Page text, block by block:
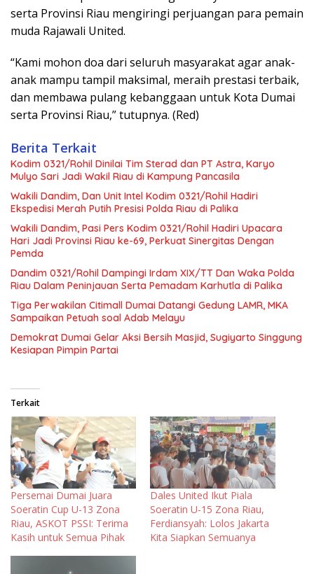
serta Provinsi Riau mengiringi perjuangan para pemain
muda Rajawali United.
“Kami mohon doa dari seluruh masyarakat agar anak-
anak mampu tampil maksimal, meraih prestasi terbaik,
dan membawa pulang kebanggaan untuk Kota Dumai
serta Provinsi Riau,” tutupnya. (Red)
Berita Terkait
Kodim 0321/Rohil Dinilai Tim Sterad dan PT Astra, Karyo
Mulyo Sari Jadi Wakil Riau di Kampung Pancasila
Wakili Dandim, Dan Unit Intel Kodim 0321/Rohil Hadiri
Ekspedisi Merah Putih Presisi Polda Riau di Palika
Wakili Dandim, Pasi Pers Kodim 0321/Rohil Hadiri Upacara
Hari Jadi Provinsi Riau ke-69, Perkuat Sinergitas Dengan
Pemda
Dandim 0321/Rohil Dampingi Irdam XIX/TT Dan Waka Polda
Riau Dalam Peninjauan Serta Pemadam Karhutla di Palika
Tiga Perwakilan Citimall Dumai Datangi Gedung LAMR, MKA
Sampaikan Petuah soal Adab Melayu
Demokrat Dumai Gelar Aksi Bersih Masjid, Sugiyarto Singgung
Kesiapan Pimpin Partai
Terkait
Persemai Dumai Juara
Soeratin Cup U-13 Zona
Riau, ASKOT PSSI: Terima
Kasih untuk Semua Pihak
Dales United Ikut Piala
Soeratin U-15 Zona Riau,
Ferdiansyah: Lolos Jakarta
Kita Siapkan Semuanya